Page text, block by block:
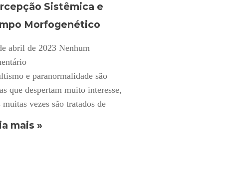
Sistêmica e
Morfogenético
abril de 2023 Nenhum
e paranormalidade são
que despertam muito interesse,
muitas vezes são tratados de
mais »